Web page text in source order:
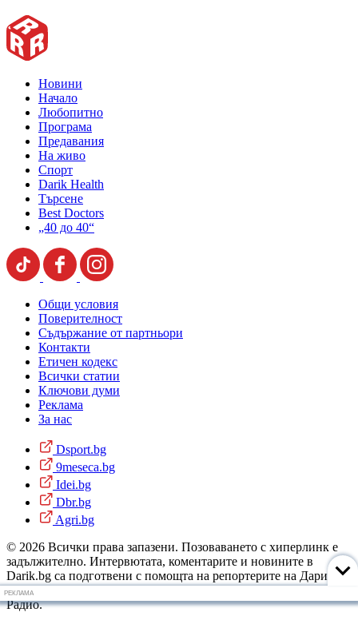
Новини
Начало
Любопитно
Програма
Предавания
На живо
Спорт
Darik Health
Търсене
Best Doctors
„40 до 40“
Общи условия
Поверителност
Съдържание от партньори
Контакти
Етичен кодекс
Всички статии
Ключови думи
Реклама
За нас
Dsport.bg
9meseca.bg
Idei.bg
Dbr.bg
Agri.bg
© 2026 Всички права запазени. Позоваването с хиперлинк е
задължително. Интервютата, коментарите и новините в
Darik.bg са подготвени с помощта на репортерите на Дарик
Радио и новинарските емисии на радиото. Снимки: Дарик
Радио.
РЕКЛАМА